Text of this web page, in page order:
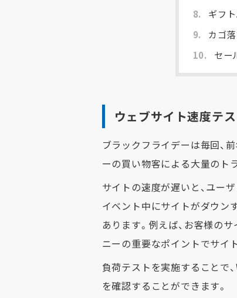
8. ギフ
9. カゴ
10. セー
ウェブサイト速度テ
ブラックフライデーは毎回、
ーの買い物客による大量のト
サイトの速度が遅いと、ユー
イベント中にサイトがダウン
あります。例えば、お客様の
ニーの重要なポイントでサイ
負荷テストを実施することで
を確認することができます。